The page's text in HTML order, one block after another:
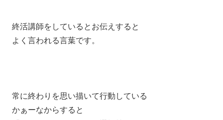
終活講師をしているとお伝えすると
よく言われる言葉です。
常に終わりを思い描いて行動している
かぁーなからすると